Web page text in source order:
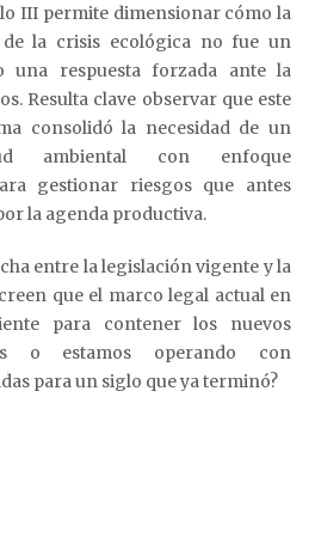
III permite dimensionar cómo la
de la crisis ecológica no fue un
una respuesta forzada ante la
Resulta clave observar que este
consolidó la necesidad de un
ambiental con enfoque
gestionar riesgos que antes
la agenda productiva.
entre la legislación vigente y la
que el marco legal actual en
para contener los nuevos
o estamos operando con
para un siglo que ya terminó?